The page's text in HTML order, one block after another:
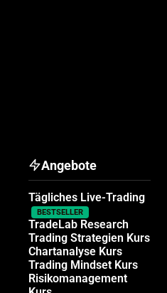
Angebote
Tägliches Live-Trading
BESTSELLER
TradeLab Research
Trading Strategien Kurs
Chartanalyse Kurs
Trading Mindset Kurs
Risikomanagement